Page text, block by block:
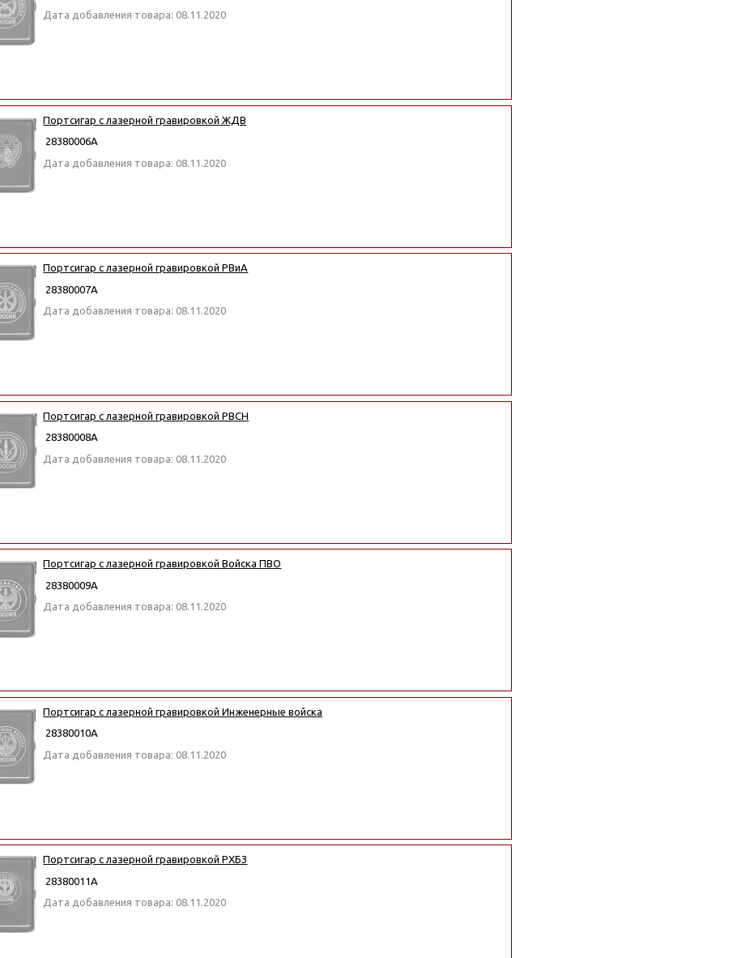
Дата добавления товара: 08.11.2020
Портсигар с лазерной гравировкой ЖДВ
28380006А
Дата добавления товара: 08.11.2020
Портсигар с лазерной гравировкой РВиА
28380007А
Дата добавления товара: 08.11.2020
Портсигар с лазерной гравировкой РВСН
28380008А
Дата добавления товара: 08.11.2020
Портсигар с лазерной гравировкой Войска ПВО
28380009А
Дата добавления товара: 08.11.2020
Портсигар с лазерной гравировкой Инженерные войска
28380010А
Дата добавления товара: 08.11.2020
Портсигар с лазерной гравировкой РХБЗ
28380011А
Дата добавления товара: 08.11.2020